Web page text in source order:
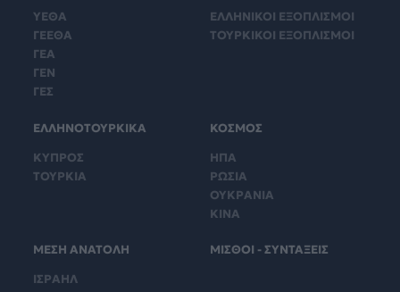
ΥΕΘΑ
ΓΕΕΘΑ
ΓΕΑ
ΓΕΝ
ΓΕΣ
ΕΛΛΗΝΙΚΟΙ ΕΞΟΠΛΙΣΜΟΙ
ΤΟΥΡΚΙΚΟΙ ΕΞΟΠΛΙΣΜΟΙ
ΕΛΛΗΝΟΤΟΥΡΚΙΚΑ
ΚΥΠΡΟΣ
ΤΟΥΡΚΙΑ
ΚΟΣΜΟΣ
ΗΠΑ
ΡΩΣΙΑ
ΟΥΚΡΑΝΙΑ
ΚΙΝΑ
ΜΕΣΗ ΑΝΑΤΟΛΗ
ΙΣΡΑΗΛ
ΜΙΣΘΟΙ - ΣΥΝΤΑΞΕΙΣ